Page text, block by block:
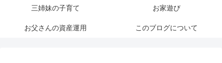
三姉妹の子育て お家遊び
お父さんの資産運用 このブログについて